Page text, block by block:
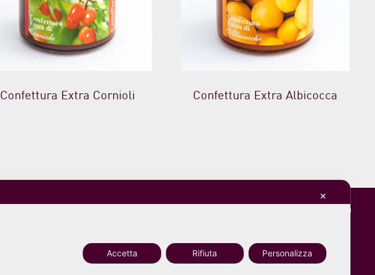
Confettura Extra Cornioli Confettura Extra Albicocca
✕
Accetta Rifiuta Personalizza